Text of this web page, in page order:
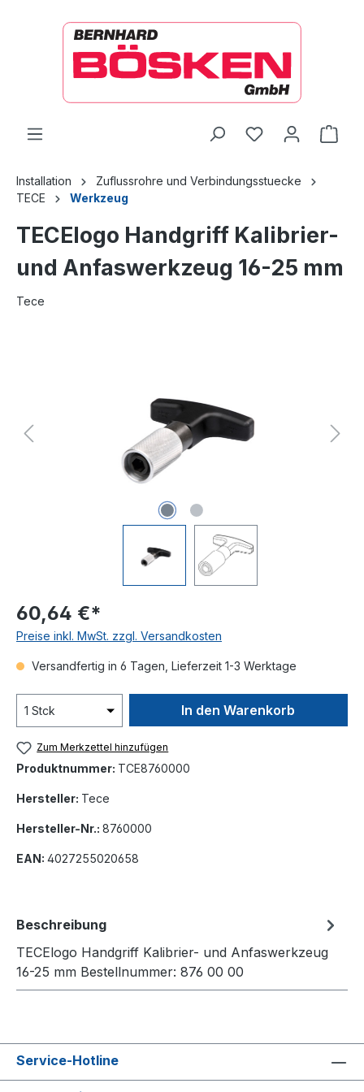
Installation
Zuflussrohre und Verbindungsstuecke
TECE
Werkzeug
TECElogo Handgriff Kalibrier-
und Anfaswerkzeug 16-25 mm
Tece
60,64 €*
Preise inkl. MwSt. zzgl. Versandkosten
Versandfertig in 6 Tagen, Lieferzeit 1-3 Werktage
In den Warenkorb
Zum Merkzettel hinzufügen
Produktnummer: TCE8760000
Hersteller: Tece
Hersteller-Nr.: 8760000
EAN: 4027255020658
Beschreibung
TECElogo Handgriff Kalibrier- und Anfaswerkzeug
16-25 mm Bestellnummer: 876 00 00
Service-Hotline